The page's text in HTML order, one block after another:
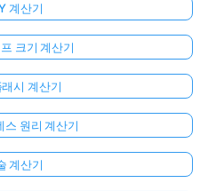
계산기
크기 계산기
시 계산기
스 원리 계산기
계산기